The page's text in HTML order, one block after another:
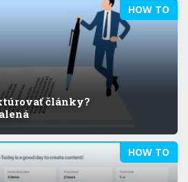
HOW TO
články?
HOW TO